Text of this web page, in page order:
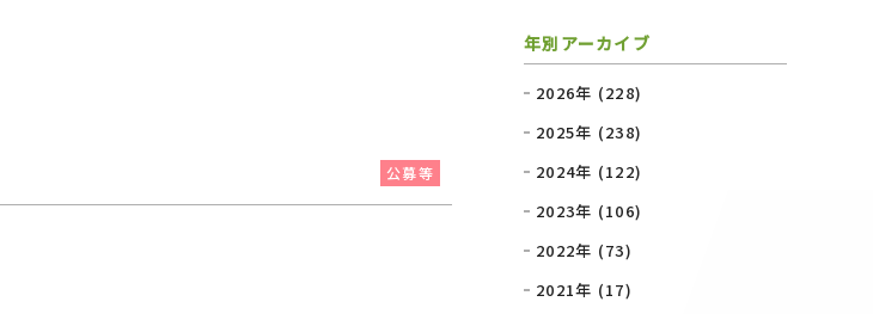
公募等
年別アーカイブ
2026年 (228)
2025年 (238)
2024年 (122)
2023年 (106)
2022年 (73)
2021年 (17)